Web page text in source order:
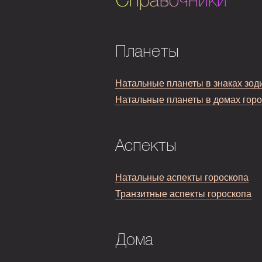
Планеты
Натальные планеты в знаках
Натальные планеты в домах
Аспекты
Натальные аспекты гороскопа
Транзитные аспекты гороскопа
Дома